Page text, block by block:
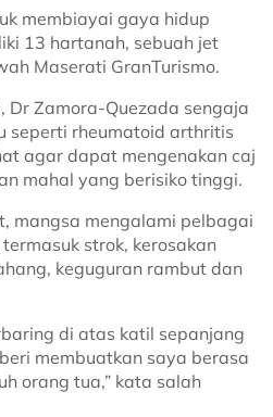
membiayai gaya hidup
13 hartanah, sebuah jet
Maserati GranTurismo.
Dr Zamora-Quezada sengaja
seperti rheumatoid arthritis
agar dapat mengenakan caj
mahal yang berisiko tinggi.
mangsa mengalami pelbagai
strok, kerosakan
keguguran rambut dan
di atas katil sepanjang
membuatkan saya berasa
orang tua,” kata salah